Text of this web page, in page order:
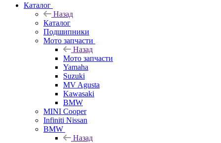
Каталог
Назад
Каталог
Подшипники
Мото запчасти
Назад
Мото запчасти
Yamaha
Suzuki
MV Agusta
Kawasaki
BMW
MINI Cooper
Infiniti Nissan
BMW
Назад